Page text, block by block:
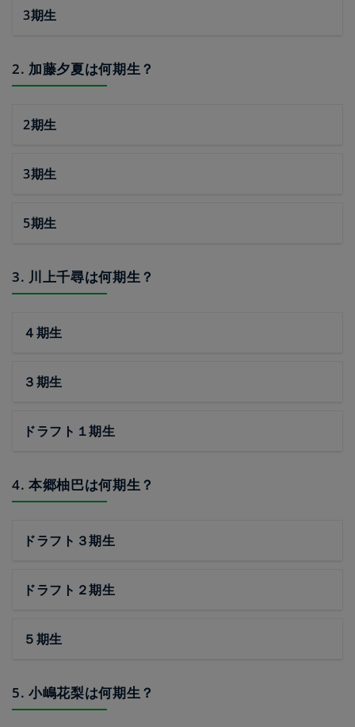
3期生
2. 加藤夕夏は何期生？
2期生
3期生
5期生
3. 川上千尋は何期生？
４期生
３期生
ドラフト１期生
4. 本郷柚巴は何期生？
ドラフト３期生
ドラフト２期生
５期生
5. 小嶋花梨は何期生？